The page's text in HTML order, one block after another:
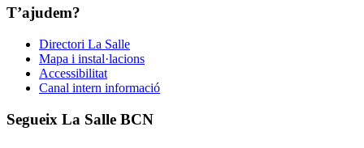
T’ajudem?
Directori La Salle
Mapa i instal·lacions
Accessibilitat
Canal intern informació
Segueix La Salle BCN